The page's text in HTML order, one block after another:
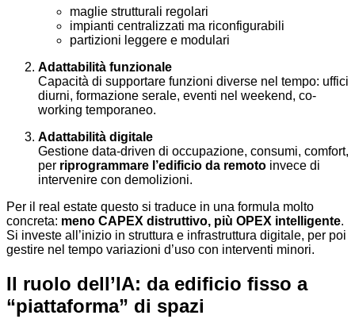
maglie strutturali regolari
impianti centralizzati ma riconfigurabili
partizioni leggere e modulari
Adattabilità funzionale
Capacità di supportare funzioni diverse nel tempo: uffici
diurni, formazione serale, eventi nel weekend, co-
working temporaneo.
Adattabilità digitale
Gestione data-driven di occupazione, consumi, comfort,
per riprogrammare l’edificio da remoto invece di
intervenire con demolizioni.
Per il real estate questo si traduce in una formula molto
concreta: meno CAPEX distruttivo, più OPEX intelligente.
Si investe all’inizio in struttura e infrastruttura digitale, per poi
gestire nel tempo variazioni d’uso con interventi minori.
Il ruolo dell’IA: da edificio fisso a
“piattaforma” di spazi